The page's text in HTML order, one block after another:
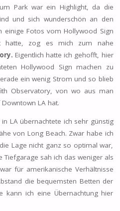
Park war ein Highlight, da die
und sich wunderschön an den
einige Fotos vom Hollywood Sign
hatte, zog es mich zum nahe
Eigentlich hatte ich gehofft, hier
Hollywood Sign machen zu
ein wenig Strom und so blieb
Observatory, von wo aus man
LA hat.
LA übernachtete ich sehr günstig
von Long Beach. Zwar habe ich
Lage nicht ganz so optimal war,
Tiefgarage sah ich das weniger als
für amerikanische Verhältnisse
die bequemsten Betten der
kann ich eine Übernachtung hier